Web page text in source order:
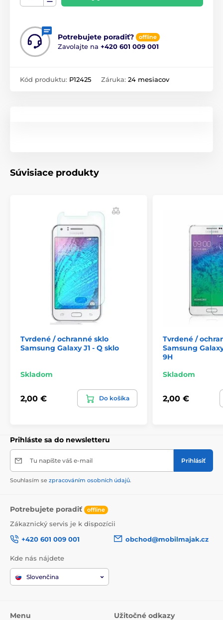
Potrebujete poradiť? offline
Zavolajte na +420 601 009 001
Kód produktu: P12425 Záruka: 24 mesiacov
Súvisiace produkty
Tvrdené / ochranné sklo
Samsung Galaxy J1 - Q sklo
Skladom
2,00 € Do košíka
Tvrdené /
Samsung
9H
Skladom
2,00 €
Prihláste sa do newsletteru
Tu napíšte váš e-mail Prihlásiť
Souhlasím se zpracováním osobních údajů.
Potrebujete poradiť offline
Zákaznický servis je k dispozícii
+420 601 009 001
obchod@mobilmajak.cz
Kde nás nájdete
Slovenčina
Menu Užitočné odkazy